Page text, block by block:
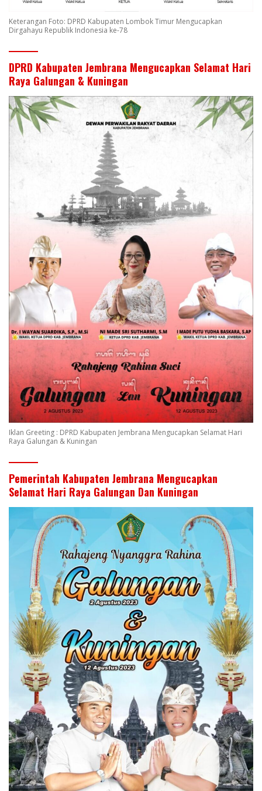
Keterangan Foto: DPRD Kabupaten Lombok Timur Mengucapkan
Dirgahayu Republik Indonesia ke-78
DPRD Kabupaten Jembrana Mengucapkan Selamat Hari
Raya Galungan & Kuningan
Iklan Greeting : DPRD Kabupaten Jembrana Mengucapkan Selamat Hari
Raya Galungan & Kuningan
Pemerintah Kabupaten Jembrana Mengucapkan
Selamat Hari Raya Galungan Dan Kuningan